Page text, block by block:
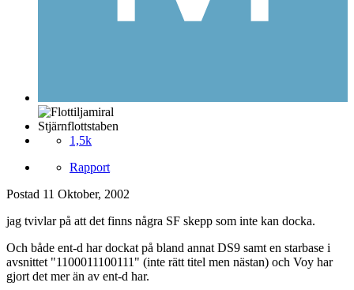
Stjärnflottstaben
1,5k
Rapport
Postad 11 Oktober, 2002
jag tvivlar på att det finns några SF skepp som inte kan docka.
Och både ent-d har dockat på bland annat DS9 samt en starbase i
avsnittet "1100011100111" (inte rätt titel men nästan) och Voy har
gjort det mer än av ent-d har.